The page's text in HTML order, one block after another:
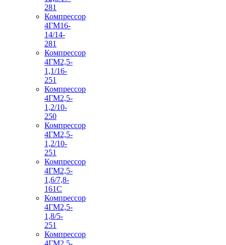
281
Компрессор
4ГМ16-
14/14-
281
Компрессор
4ГМ2,5-
1,1/16-
251
Компрессор
4ГМ2,5-
1,2/10-
250
Компрессор
4ГМ2,5-
1,2/10-
251
Компрессор
4ГМ2,5-
1,6/7,8-
161С
Компрессор
4ГМ2,5-
1,8/5-
251
Компрессор
4ГМ2,5-